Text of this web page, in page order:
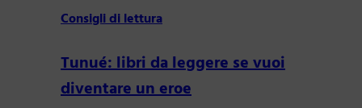
Consigli di lettura
Tunué: libri da leggere se vuoi
diventare un eroe